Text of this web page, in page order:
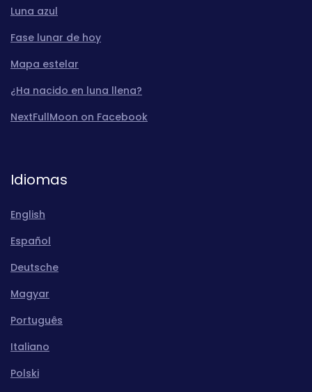
Luna azul
Fase lunar de hoy
Mapa estelar
¿Ha nacido en luna llena?
NextFullMoon on Facebook
Idiomas
English
Español
Deutsche
Magyar
Português
Italiano
Polski